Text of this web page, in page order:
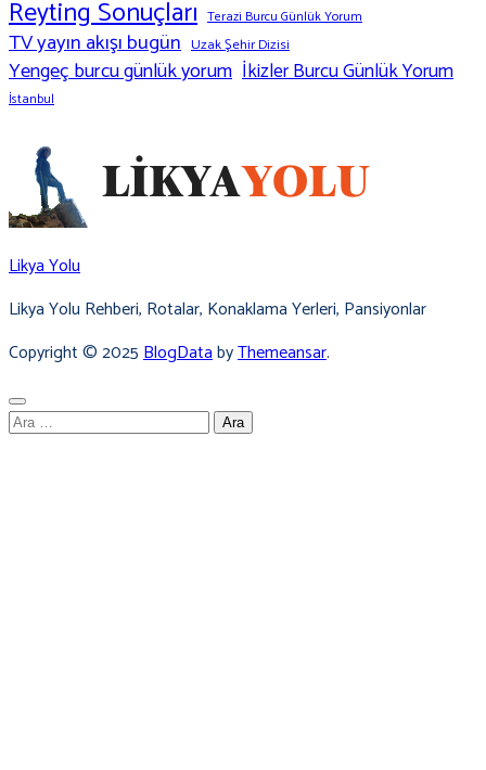
Reyting Sonuçları Terazi Burcu Günlük Yorum
TV yayın akışı bugün Uzak Şehir Dizisi
Yengeç burcu günlük yorum İkizler Burcu Günlük Yorum
İstanbul
Likya Yolu
Likya Yolu Rehberi, Rotalar, Konaklama Yerleri, Pansiyonlar
Copyright © 2025BlogDatabyThemeansar.
Arama: